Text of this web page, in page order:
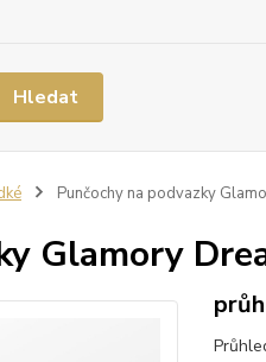
Hledat
Punčochy na podvazky
Glamory